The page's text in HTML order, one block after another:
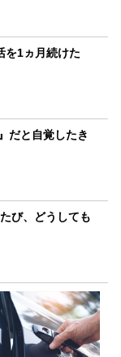
を1ヵ月続けた
だと自覚したき
び、どうしても